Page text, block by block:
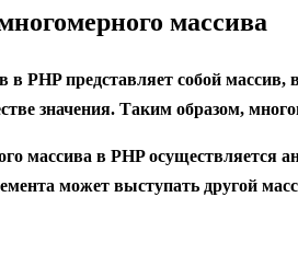
массива
PHP представляет собой
значения. Таким образом,
массива в PHP осуществляется
может выступать другой